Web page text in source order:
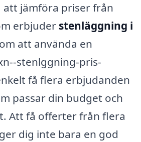
att jämföra priser från
erbjuder stenläggning i
att använda en
stenlggning-pris-
få flera erbjudanden
passar din budget och
Att få offerter från flera
dig inte bara en god